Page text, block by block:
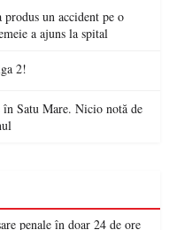
un accident pe o
a ajuns la spital
2!
Satu Mare. Nicio notă de
penale în doar 24 de ore